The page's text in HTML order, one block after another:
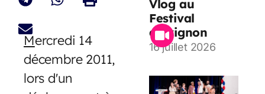
Mercredi 14
décembre 2011,
lors d'un
Vlog au
Festival
d’Avignon
16 juillet 2026